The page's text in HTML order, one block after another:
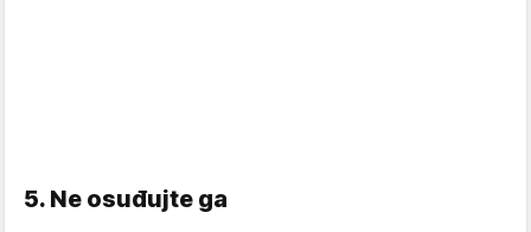
5. Ne osuđujte ga